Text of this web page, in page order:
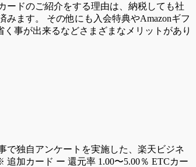
ードのご紹介をする理由は、納税しても社
ます。 その他にも入会特典やAmazonギフ
事が出来るなどさまざまなメリットがあり
で独自アンケートを実施した、楽天ビジネ
加カード ー 還元率 1.00〜5.00％ ETCカー